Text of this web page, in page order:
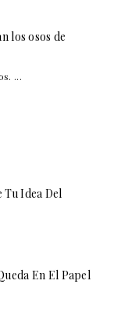
los osos de
...
Idea Del
En El Papel